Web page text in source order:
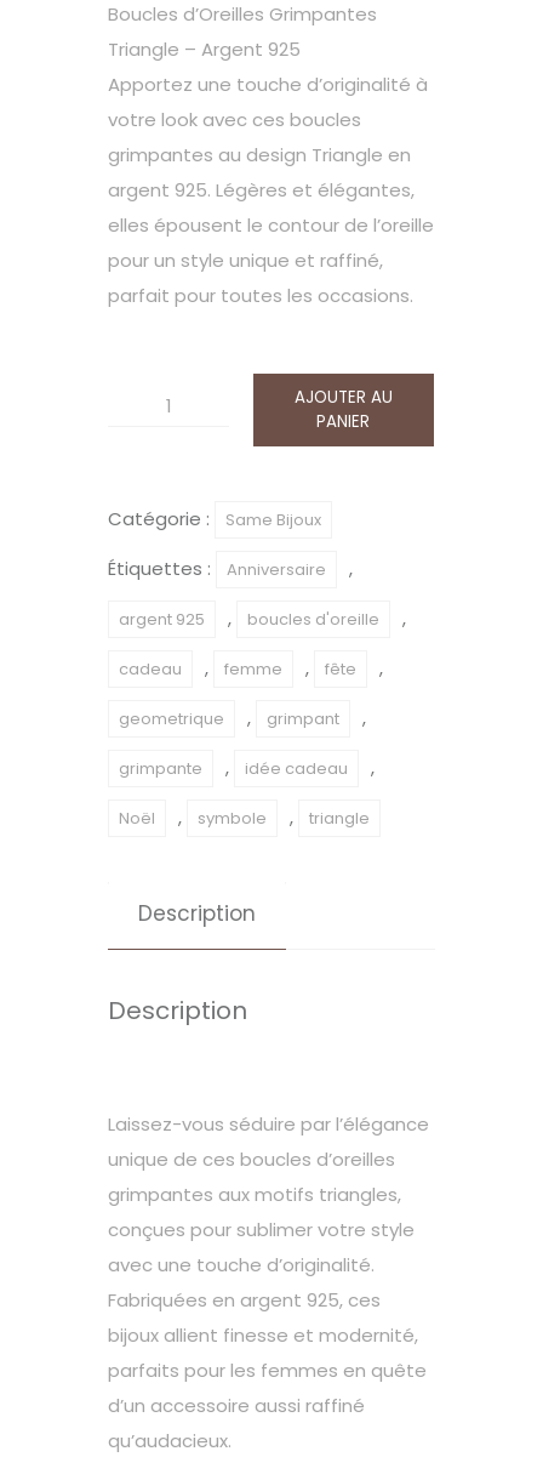
Boucles d’Oreilles Grimpantes
Triangle – Argent 925
Apportez une touche d’originalité à
votre look avec ces boucles
grimpantes au design Triangle en
argent 925. Légères et élégantes,
elles épousent le contour de l’oreille
pour un style unique et raffiné,
parfait pour toutes les occasions.
quantité
d'oreilles
Triangle
AJOUTER AU
PANIER
Catégorie : Same Bijoux
Étiquettes : Anniversaire ,
argent 925 , boucles d'oreille ,
cadeau , femme , fête ,
geometrique , grimpant ,
grimpante , idée cadeau ,
Noël , symbole , triangle
Description
Description
Laissez-vous séduire par l’élégance
unique de ces boucles d’oreilles
grimpantes aux motifs triangles,
conçues pour sublimer votre style
avec une touche d’originalité.
Fabriquées en argent 925, ces
bijoux allient finesse et modernité,
parfaits pour les femmes en quête
d’un accessoire aussi raffiné
qu’audacieux.